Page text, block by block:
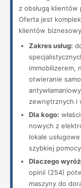
z obsługą
Oferta jest
klientów
Zakres usług:
immobilizerem,
otwieranie
zewnętrznych i
Dla kogo:
nowych z
lokale
szybkiej
Dlaczego
opinii (254)
maszyny do